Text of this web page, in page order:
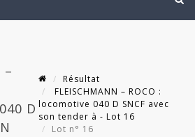
–
D
Résultat
FLEISCHMANN – ROCO :
locomotive 040 D SNCF avec
son tender à - Lot 16
Lot n° 16